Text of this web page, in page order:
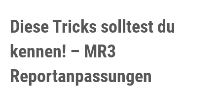
Diese Tricks solltest du
kennen! – MR3
Reportanpassungen